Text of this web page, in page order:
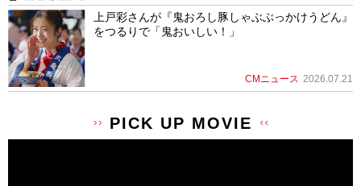
上戸彩さんが『鬼おろし豚しゃぶぶっかけうどん』
をつるりで「鬼おいしい！」
CMニュース 2026.07.21
PICK UP MOVIE